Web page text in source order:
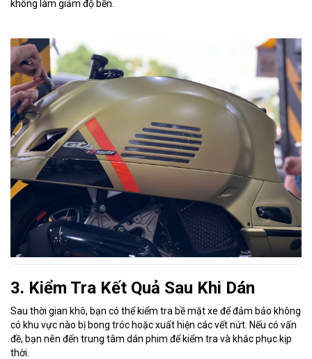
không làm giảm độ bền.
3. Kiểm Tra Kết Quả Sau Khi Dán
Sau thời gian khô, bạn có thể kiểm tra bề mặt xe để đảm bảo không
có khu vực nào bị bong tróc hoặc xuất hiện các vết nứt. Nếu có vấn
đề, bạn nên đến trung tâm dán phim để kiểm tra và khắc phục kịp
thời.